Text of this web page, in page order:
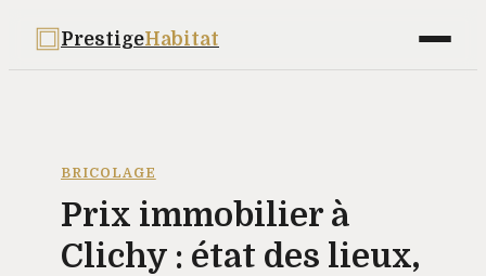
PrestigeHabitat
Déco
Bricolage
Jardinage
BRICOLAGE
Prix immobilier à
Clichy : état des lieux,